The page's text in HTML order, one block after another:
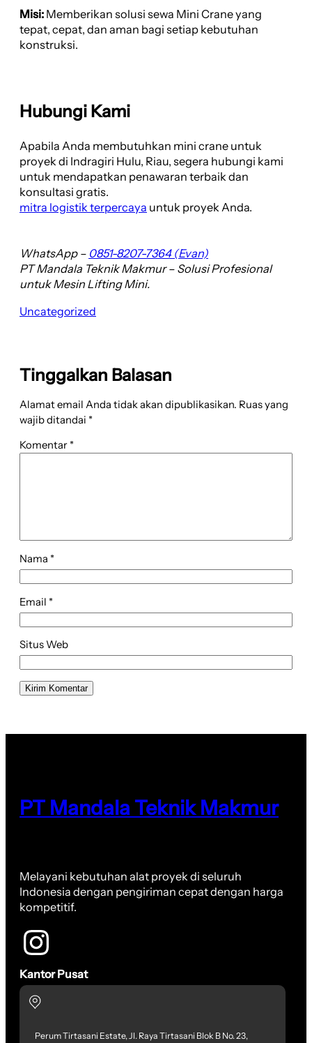
Misi: Memberikan solusi sewa Mini Crane yang
tepat, cepat, dan aman bagi setiap kebutuhan
konstruksi.
Hubungi Kami
Apabila Anda membutuhkan mini crane untuk
proyek di Indragiri Hulu, Riau, segera hubungi kami
untuk mendapatkan penawaran terbaik dan
konsultasi gratis.
mitra logistik terpercaya untuk proyek Anda.
WhatsApp – 0851-8207-7364 (Evan)
PT Mandala Teknik Makmur – Solusi Profesional
untuk Mesin Lifting Mini.
Uncategorized
Tinggalkan Balasan
Alamat email Anda tidak akan dipublikasikan. Ruas yang
wajib ditandai *
Komentar *
Nama *
Email *
Situs Web
PT Mandala Teknik Makmur
Melayani kebutuhan alat proyek di seluruh
Indonesia dengan pengiriman cepat dengan harga
kompetitif.
Kantor Pusat
Perum Tirtasani Estate, Jl. Raya Tirtasani Blok B No. 23,